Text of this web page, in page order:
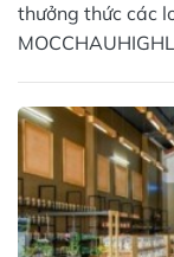
thưởng thức các